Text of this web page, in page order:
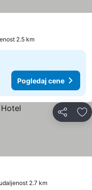
2.5 km
Pogledaj cene
Deli
2.7 km